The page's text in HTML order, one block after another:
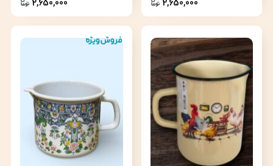
2,650,000
2,650,000